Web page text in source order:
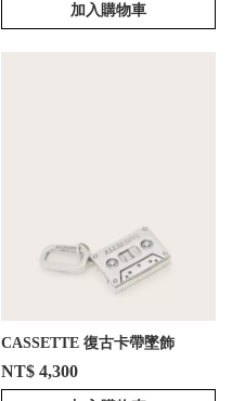
加入購物車
CASSETTE 復古卡帶墜飾
NT$ 4,300